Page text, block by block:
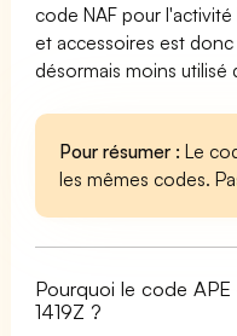
code NAF pour
et accessoires est donc
désormais moins utilisé
Pour résumer : Le
les mêmes codes.
Pourquoi le code
1419Z ?